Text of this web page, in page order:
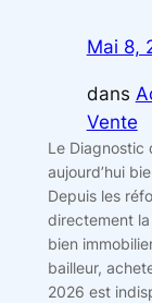
Mai 8,
dans
Vente
Le Diagnostic
aujourd’hui
Depuis les
directement
bien
bailleur,
2026 est